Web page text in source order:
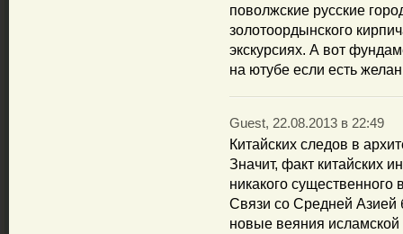
поволжские русские
золотоордынского
экскурсиях. А вот
на ютубе если есть
Guest, 22.08.2013 в 22:49
Китайских следов в
Значит, факт китайских
никакого существенного
Связи со Средней Азией
новые веяния исламской